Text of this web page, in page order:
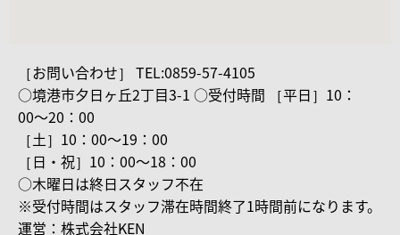
［お問い合わせ］ TEL:0859-57-4105
○境港市夕日ヶ丘2丁目3-1 ○受付時間 ［平日］10：
00〜20：00
［土］10：00〜19：00
［日・祝］10：00〜18：00
○木曜日は終日スタッフ不在
※受付時間はスタッフ滞在時間終了1時間前になります。
運営：株式会社KEN